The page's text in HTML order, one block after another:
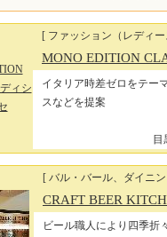
[ ファッション（レディ
MONO EDITION
イタリア時差ゼロをテー
スなどを提案
目
[ バル・バール、ダイニ
CRAFT BEER
ビール職人により四季折